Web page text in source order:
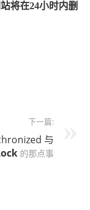
将在24小时内删
下一篇:
与
的那点事